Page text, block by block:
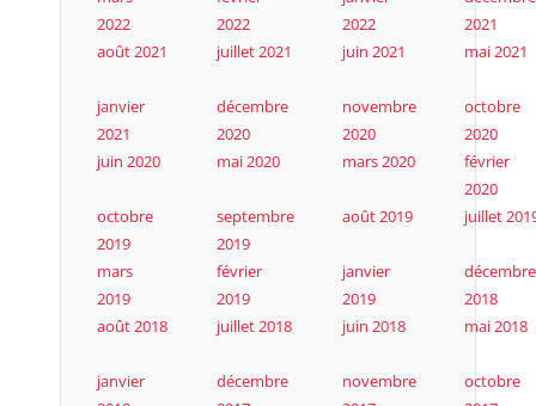
2022
2022
2022
2021
août 2021
juillet 2021 juin 2021 mai 2021
janvier
2021
décembre
2020
novembre
2020
octobre
2020
juin 2020
mai 2020 mars 2020
février
2020
octobre
2019
septembre
2019
août 2019 juillet
mars
2019
février
2019
janvier
2019
décembre
2018
août 2018
juillet 2018 juin 2018 mai 2018
janvier
décembre
novembre
octobre